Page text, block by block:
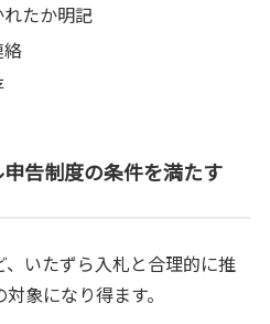
たか明記
告制度の条件を満たす
いたずら入札と合理的に推
象になり得ます。